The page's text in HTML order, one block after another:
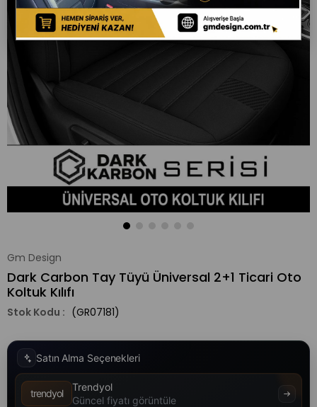
Gm Design
Dark Carbon Tay Tüyü Üniversal 2+1 Ticari Oto
Koltuk Kılıfı
(GR07181)
Satın Alma Seçenekleri
trendyol
Trendyol
Güncel fiyatı görüntüle